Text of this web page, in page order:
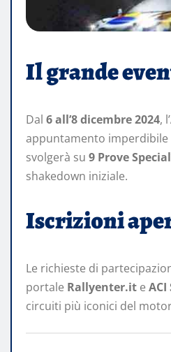
Il grande
Dal 6 all’8 dicembre 2024, l’
appuntamento imperdibile
svolgerà su 9 Prove
shakedown iniziale.
Iscrizioni
Le richieste di
portale Rallyenter.it e
circuiti più iconici del